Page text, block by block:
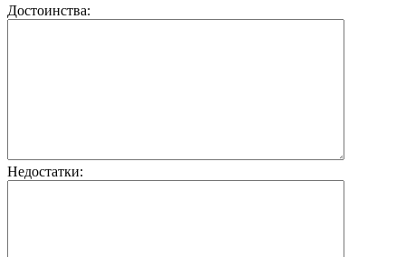
Достоинства:
Недостатки: